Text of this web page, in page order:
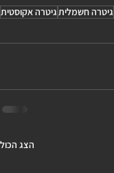
גיטרה חשמלית גיטרה אקוסטית
הצג הכול